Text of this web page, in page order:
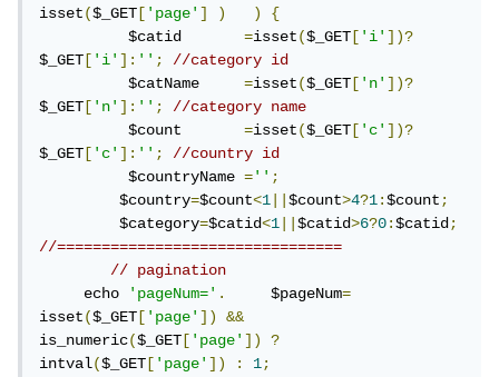
isset($_GET['page'] ) )
{
$catid =isset($_GET['i'])?
$_GET['i']:'';
//category id
$catName =isset($_GET['n'])?
$_GET['n']:'';
//category name
$count =isset($_GET['c'])?
$_GET['c']:'';
//country id
$countryName ='';
$country=$count<1||$count>4?1:$count;
$category=$catid<1||$catid>6?0:$catid;
//================================
// pagination
echo 'pageNum='. $pageNum=
isset($_GET['page'])
&&
is_numeric($_GET['page'])
?
intval($_GET['page']) : 1;